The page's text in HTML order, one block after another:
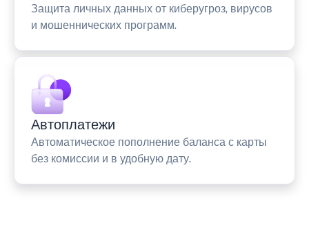
Защита личных данных от киберугроз, вирусов
и мошеннических программ.
Автоплатежи
Автоматическое пополнение баланса с карты
без комиссии и в удобную дату.